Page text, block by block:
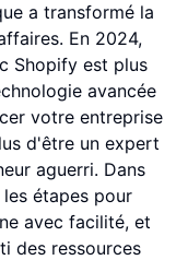
a transformé la
En 2024,
Shopify est plus
avancée
votre entreprise
d'être un expert
aguerri. Dans
étapes pour
avec facilité, et
des ressources